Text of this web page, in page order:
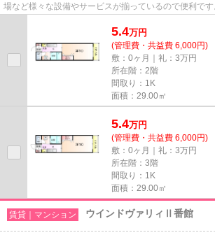
場など様々な設備やサービスが揃っているので便利で
5.4万円
(管理費・共益費 6,000円)
敷：0ヶ月｜礼：3万円
所在階：2階
間取り：1K
面積：29.00㎡
5.4万円
(管理費・共益費 6,000円)
敷：0ヶ月｜礼：3万円
所在階：3階
間取り：1K
面積：29.00㎡
賃貸｜マンション ウインドヴァリィⅡ番館